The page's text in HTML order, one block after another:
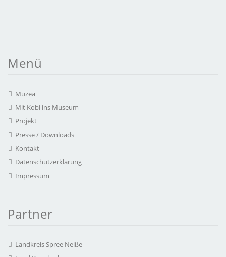
Menü
Muzea
Mit Kobi ins Museum
Projekt
Presse / Downloads
Kontakt
Datenschutzerklärung
Impressum
Partner
Landkreis Spree Neiße